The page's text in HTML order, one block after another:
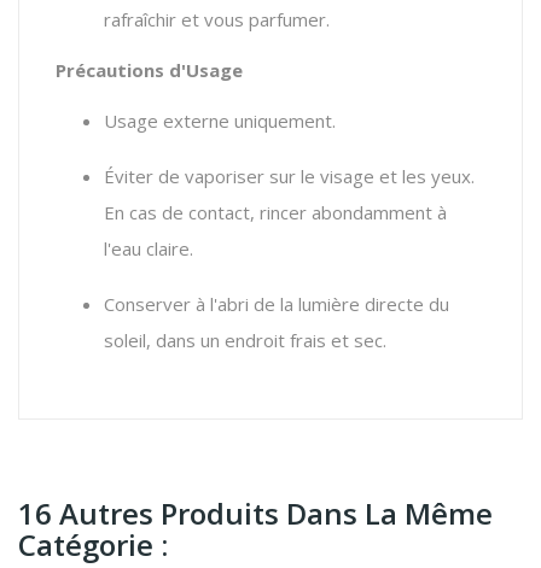
rafraîchir et vous parfumer.
Précautions d'Usage
Usage externe uniquement.
Éviter de vaporiser sur le visage et les yeux.
En cas de contact, rincer abondamment à
l'eau claire.
Conserver à l'abri de la lumière directe du
soleil, dans un endroit frais et sec.
16 Autres Produits Dans La Même
Catégorie :